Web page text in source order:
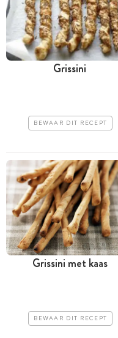
Grissini
BEWAAR DIT RECEPT
Grissini met kaas
BEWAAR DIT RECEPT